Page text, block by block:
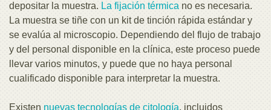
depositar la muestra. La fijación térmica no es necesaria.
La muestra se tiñe con un kit de tinción rápida estándar y
se evalúa al microscopio. Dependiendo del flujo de trabajo
y del personal disponible en la clínica, este proceso puede
llevar varios minutos, y puede que no haya personal
cualificado disponible para interpretar la muestra.
Existen nuevas tecnologías de citología, incluidos